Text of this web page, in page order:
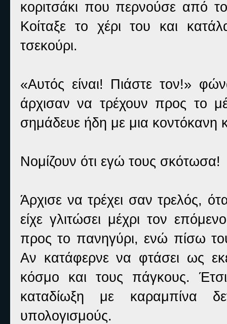
κοριτσάκι που περνούσε από
Κοίταξε το χέρι του και
τσεκούρι.
«Αυτός είναι! Πιάστε τον!»
άρχισαν να τρέχουν προς το
σημάδευε ήδη με μια κοντόκανη
Νομίζουν ότι εγώ τους σκότωσα!
Άρχισε να τρέχει σαν τρελός,
είχε γλιτώσει μέχρι τον
προς το πανηγύρι, ενώ πίσω
Αν κατάφερνε να φτάσει ως
κόσμο και τους πάγκους.
καταδίωξη με καραμπίνα
υπολογισμούς.